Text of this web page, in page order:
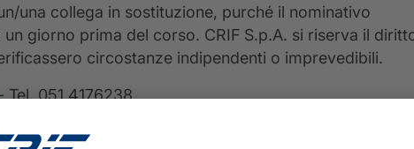
una collega in sostituzione, purché il nominativo
giorno prima del corso. CRIF S.p.A. si riserva il
circostanze indipendenti o imprevedibili.
Tel. 051.4176238